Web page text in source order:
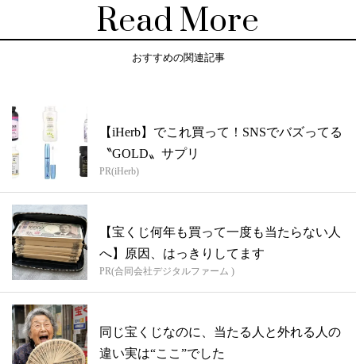
Read More
おすすめの関連記事
【iHerb】でこれ買って！SNSでバズってる
〝GOLD〟サプリ
PR(iHerb)
【宝くじ何年も買って一度も当たらない人
へ】原因、はっきりしてます
PR(合同会社デジタルファーム )
同じ宝くじなのに、当たる人と外れる人の
違い実は“ここ”でした